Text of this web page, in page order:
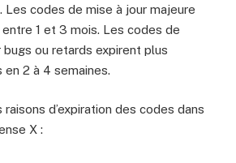
Les codes de mise à jour majeure
1 et 3 mois. Les codes de
ou retards expirent plus
2 à 4 semaines.
d’expiration des codes dans
X :